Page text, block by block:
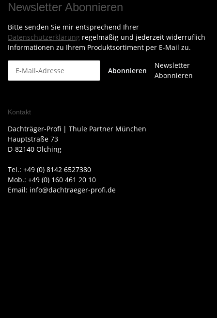
Newsletter Abonnieren
Bitte senden Sie mir entsprechend Ihrer
Datenschutzerklärung regelmäßig und jederzeit widerruflich
Informationen zu Ihrem Produktsortiment per E-Mail zu.
Abonnieren
Newsletter
Abonnieren
Kontakt
Dachträger-Profi | Thule Partner München
Hauptstraße 73
D-82140 Olching
Tel.: +49 (0) 8142 6527380
Mob.: +49 (0) 160 461 20 10
Email: info@dachtraeger-profi.de